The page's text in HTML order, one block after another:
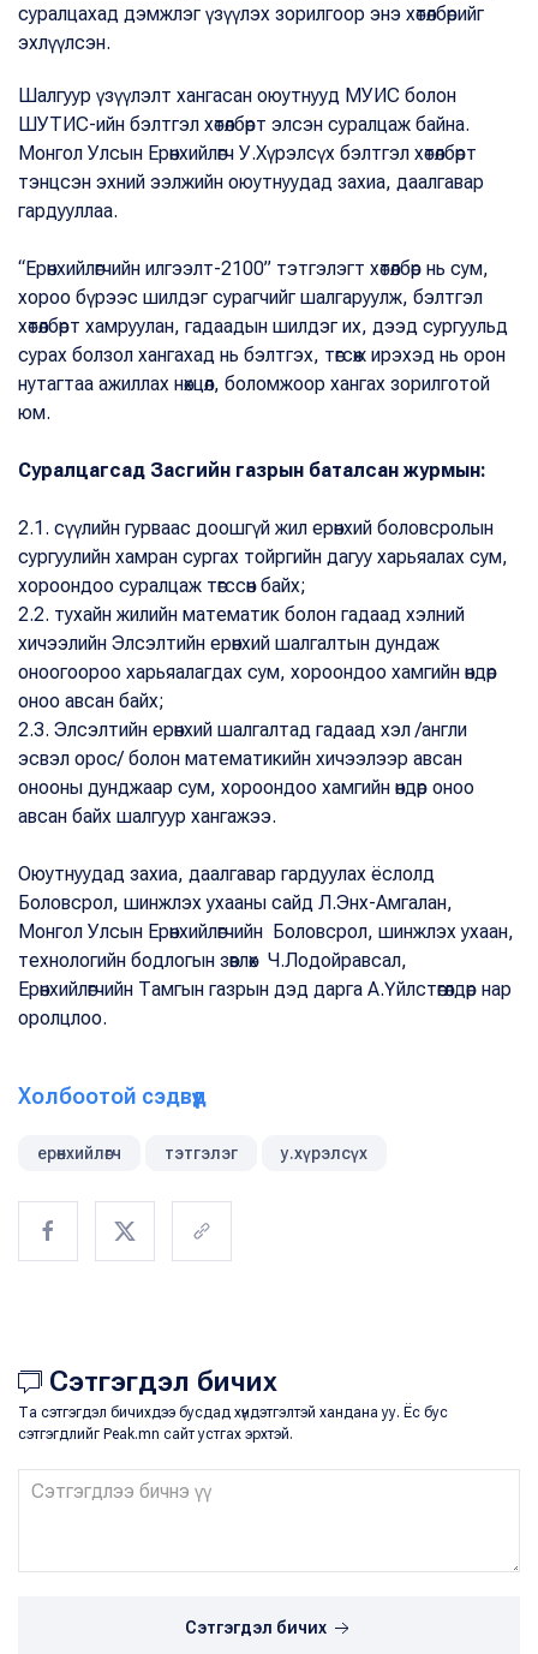
суралцахад дэмжлэг үзүүлэх зорилгоор энэ хөтөлбөрийг
эхлүүлсэн.
Шалгуур үзүүлэлт хангасан оюутнууд МУИС болон
ШУТИС-ийн бэлтгэл хөтөлбөрт элсэн суралцаж байна.
Монгол Улсын Ерөнхийлөгч У.Хүрэлсүх бэлтгэл хөтөлбөрт
тэнцсэн эхний ээлжийн оюутнуудад захиа, даалгавар
гардууллаа.
“Ерөнхийлөгчийн илгээлт-2100” тэтгэлэгт хөтөлбөр нь сум,
хороо бүрээс шилдэг сурагчийг шалгаруулж, бэлтгэл
хөтөлбөрт хамруулан, гадаадын шилдэг их, дээд сургуульд
сурах болзол хангахад нь бэлтгэх, төгсөж ирэхэд нь орон
нутагтаа ажиллах нөхцөл, боломжоор хангах зорилготой
юм.
Суралцагсад Засгийн газрын баталсан журмын:
2.1. сүүлийн гурваас доошгүй жил ерөнхий боловсролын
сургуулийн хамран сургах тойргийн дагуу харьяалах сум,
хороондоо суралцаж төгссөн байх;
2.2. тухайн жилийн математик болон гадаад хэлний
хичээлийн Элсэлтийн ерөнхий шалгалтын дундаж
оноогоороо харьяалагдах сум, хороондоо хамгийн өндөр
оноо авсан байх;
2.3. Элсэлтийн ерөнхий шалгалтад гадаад хэл /англи
эсвэл орос/ болон математикийн хичээлээр авсан
онооны дунджаар сум, хороондоо хамгийн өндөр оноо
авсан байх шалгуур хангажээ.
Оюутнуудад захиа, даалгавар гардуулах ёслолд
Боловсрол, шинжлэх ухааны сайд Л.Энх-Амгалан,
Монгол Улсын Ерөнхийлөгчийн Боловсрол, шинжлэх ухаан,
технологийн бодлогын зөвлөх Ч.Лодойравсал,
Ерөнхийлөгчийн Тамгын газрын дэд дарга А.Үйлстөгөлдөр нар
оролцлоо.
Холбоотой сэдвүүд
ерөнхийлөгч тэтгэлэг у.хүрэлсүх
Сэтгэгдэл бичих
Та сэтгэгдэл бичихдээ бусдад хүндэтгэлтэй хандана уу. Ёс бус
сэтгэгдлийг Peak.mn сайт устгах эрхтэй.
Сэтгэгдэл бичих